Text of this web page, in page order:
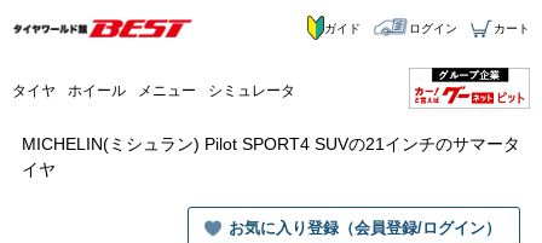
タイヤ ホイール メニュー シミュレータ
ガイド ログイン カート
MICHELIN(ミシュラン) Pilot SPORT4 SUVの21インチのサマータ
イヤ
お気に入り登録（会員登録/ログイン）